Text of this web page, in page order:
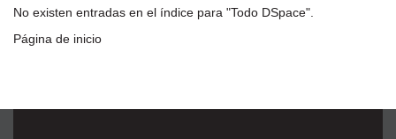
No existen entradas en el índice para "Todo DSpace".
Página de inicio